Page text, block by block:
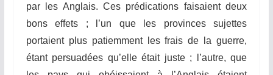
par les Anglais. Ces prédications faisaient deux
bons effets ; l’un que les provinces sujettes
portaient plus patiemment les frais de la guerre,
étant persuadées qu’elle était juste ; l’autre, que